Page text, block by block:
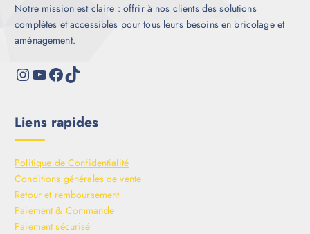
Notre mission est claire : offrir à nos clients des solutions
complètes et accessibles pour tous leurs besoins en bricolage et
aménagement.
Liens rapides
Politique de Confidentialité
Conditions générales de vente
Retour et remboursement
Paiement & Commande
Paiement sécurisé